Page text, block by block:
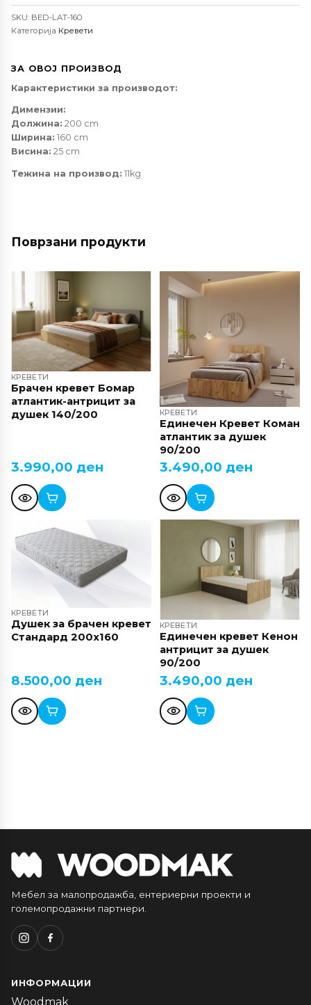
ногарки
за
душек
SKU: BED-LAT-160
Категорија Кревети
ЗА ОВОЈ ПРОИЗВОД
Карактеристики за производот:
Димензии:
Должина: 200 cm
Ширина: 160 cm
Висина: 25 cm
Тежина на производ: 11kg
Поврзани продукти
КРЕВЕТИ
Брачен кревет Бомар
атлантик-антрицит за
душек 140/200
3.990,00 ден
КРЕВЕТИ
Единечен Кревет Коман
атлантик за душек
90/200
3.490,00 ден
КРЕВЕТИ
Душек за брачен кревет
Стандард 200х160
8.500,00 ден
КРЕВЕТИ
Единечен кревет Кенон
антрицит за душек
90/200
3.490,00 ден
Мебел за малопродажба, ентериерни проекти и
големопродажни партнери.
ИНФОРМАЦИИ
Woodmak